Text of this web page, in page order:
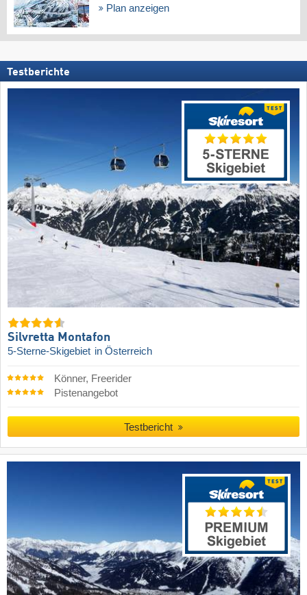
Plan anzeigen
Testberichte
Silvretta Montafon
5-Sterne-Skigebiet in Österreich
Könner, Freerider
Pistenangebot
Testbericht